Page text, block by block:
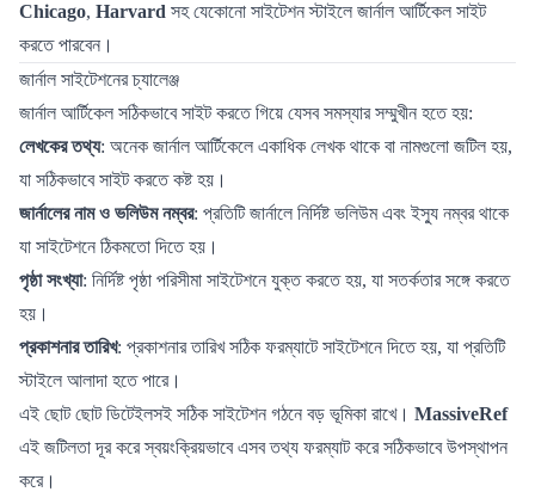
Chicago, Harvard সহ যেকোনো সাইটেশন স্টাইলে জার্নাল আর্টিকেল সাইট
করতে পারবেন।
জার্নাল সাইটেশনের চ্যালেঞ্জ
জার্নাল আর্টিকেল সঠিকভাবে সাইট করতে গিয়ে যেসব সমস্যার সম্মুখীন হতে হয়:
লেখকের তথ্য: অনেক জার্নাল আর্টিকেলে একাধিক লেখক থাকে বা নামগুলো জটিল হয়,
যা সঠিকভাবে সাইট করতে কষ্ট হয়।
জার্নালের নাম ও ভলিউম নম্বর: প্রতিটি জার্নালে নির্দিষ্ট ভলিউম এবং ইস্যু নম্বর থাকে
যা সাইটেশনে ঠিকমতো দিতে হয়।
পৃষ্ঠা সংখ্যা: নির্দিষ্ট পৃষ্ঠা পরিসীমা সাইটেশনে যুক্ত করতে হয়, যা সতর্কতার সঙ্গে করতে
হয়।
প্রকাশনার তারিখ: প্রকাশনার তারিখ সঠিক ফরম্যাটে সাইটেশনে দিতে হয়, যা প্রতিটি
স্টাইলে আলাদা হতে পারে।
এই ছোট ছোট ডিটেইলসই সঠিক সাইটেশন গঠনে বড় ভূমিকা রাখে। MassiveRef
এই জটিলতা দূর করে স্বয়ংক্রিয়ভাবে এসব তথ্য ফরম্যাট করে সঠিকভাবে উপস্থাপন
করে।